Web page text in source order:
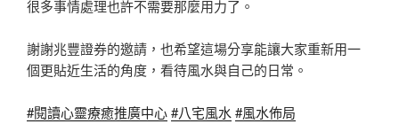
很多事情處理也許不需要那麼用力了。
謝謝兆豐證券的邀請，也希望這場分享能讓大家重新用一
個更貼近生活的角度，看待風水與自己的日常。
#閱讀心靈療癒推廣中心#八宅風水 #風水佈局